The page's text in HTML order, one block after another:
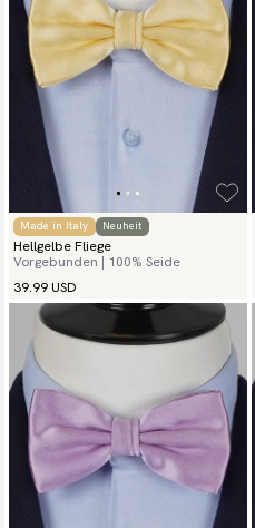
Made in Italy Neuheit
Hellgelbe Fliege
Vorgebunden | 100% Seide
39.99 USD